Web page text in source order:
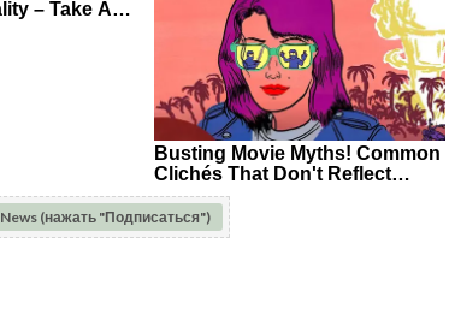
(нажать "Подписаться")